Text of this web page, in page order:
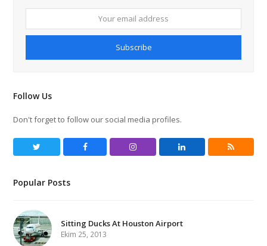
email
Subscribe
Follow Us
Don't forget to follow our social media profiles.
Facebook Instagram LinkedIn RSS
Popular Posts
Sitting Ducks At Houston Airport
Ekim 25, 2013